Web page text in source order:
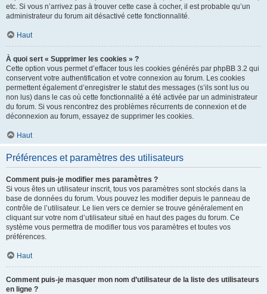
etc. Si vous n’arrivez pas à trouver cette case à cocher, il est probable qu’un
administrateur du forum ait désactivé cette fonctionnalité.
Haut
À quoi sert « Supprimer les cookies » ?
Cette option vous permet d’effacer tous les cookies générés par phpBB 3.2 qui
conservent votre authentification et votre connexion au forum. Les cookies
permettent également d’enregistrer le statut des messages (s’ils sont lus ou
non lus) dans le cas où cette fonctionnalité a été activée par un administrateur
du forum. Si vous rencontrez des problèmes récurrents de connexion et de
déconnexion au forum, essayez de supprimer les cookies.
Haut
Préférences et paramètres des utilisateurs
Comment puis-je modifier mes paramètres ?
Si vous êtes un utilisateur inscrit, tous vos paramètres sont stockés dans la
base de données du forum. Vous pouvez les modifier depuis le panneau de
contrôle de l’utilisateur. Le lien vers ce dernier se trouve généralement en
cliquant sur votre nom d’utilisateur situé en haut des pages du forum. Ce
système vous permettra de modifier tous vos paramètres et toutes vos
préférences.
Haut
Comment puis-je masquer mon nom d’utilisateur de la liste des utilisateurs
en ligne ?